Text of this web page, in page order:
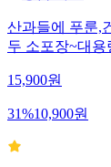
산과들에 푸룬,
두 소포장~대용
15,900원
31%10,900원